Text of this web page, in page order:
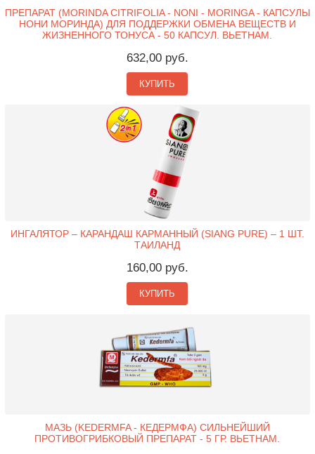
ПРЕПАРАТ (MORINDA CITRIFOLIA - NONI - MORINGA - КАПСУЛЫ
НОНИ МОРИНДА) ДЛЯ ПОДДЕРЖКИ ОБМЕНА ВЕЩЕСТВ И
ЖИЗНЕННОГО ТОНУСА - 50 КАПСУЛ. ВЬЕТНАМ.
632,00 руб.
КУПИТЬ
ИНГАЛЯТОР – КАРАНДАШ КАРМАННЫЙ (SIANG PURE) – 1 ШТ.
ТАИЛАНД
160,00 руб.
КУПИТЬ
МАЗЬ (KEDERMFA - КЕДЕРМФА) СИЛЬНЕЙШИЙ
ПРОТИВОГРИБКОВЫЙ ПРЕПАРАТ - 5 ГР. ВЬЕТНАМ.